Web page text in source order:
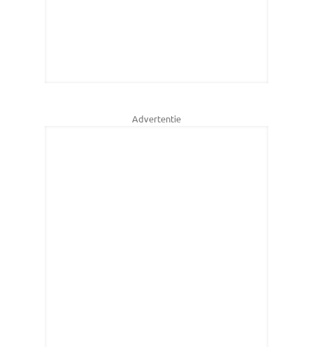
Advertentie